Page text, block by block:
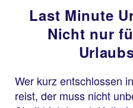
Last Minute
Nicht nur
Wer kurz entschlossen
reist, der muss nicht